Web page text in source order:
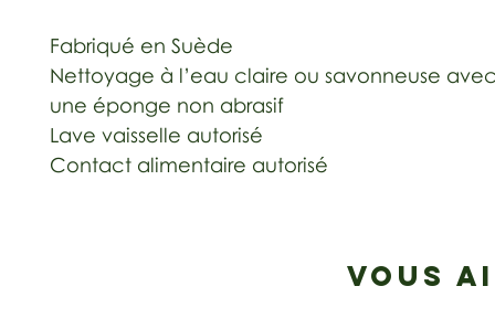
Fabriqué en Suède
Nettoyage à l’eau claire ou savonneuse
une éponge non abrasif
Lave vaisselle autorisé
Contact alimentaire autorisé
VOUS